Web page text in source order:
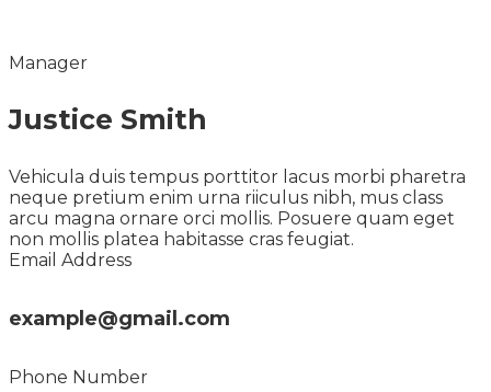
Manager
Justice Smith
Vehicula duis tempus porttitor lacus morbi pharetra
neque pretium enim urna riiculus nibh, mus class
arcu magna ornare orci mollis. Posuere quam eget
non mollis platea habitasse cras feugiat.
Email Address
example@gmail.com
Phone Number